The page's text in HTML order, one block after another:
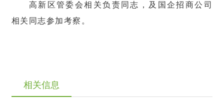
高新区管委会相关负责同志，及国企招商公司
相关同志参加考察。
相关信息